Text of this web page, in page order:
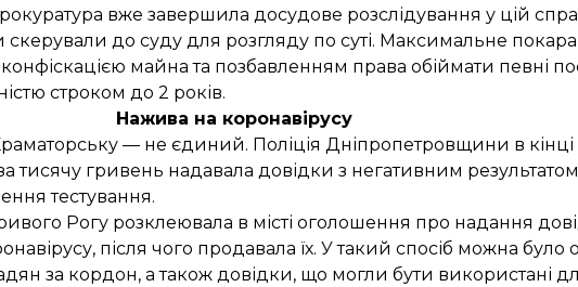
вже завершила досудове розслідування у цій
до суду для розгляду по суті. Максимальне
конфіскацією майна та позбавленням права обіймати певні
строком до 2 років.
Нажива на коронавірусу
— не єдиний. Поліція Дніпропетровщини в кінці
тисячу гривень надавала довідки з негативним результатом
тестування.
Рогу розклеювала в місті оголошення про надання
після чого продавала їх. У такий спосіб можна було
за кордон, а також довідки, що могли бути використані